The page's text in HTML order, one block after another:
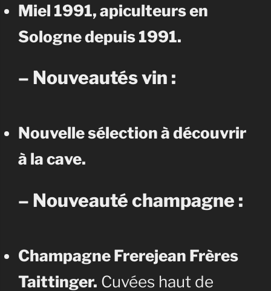
Miel 1991, apiculteurs en
Sologne depuis 1991.
– Nouveautés vin :
Nouvelle sélection à découvrir
à la cave.
– Nouveauté champagne :
Champagne Frerejean Frères
Taittinger. Cuvées haut de